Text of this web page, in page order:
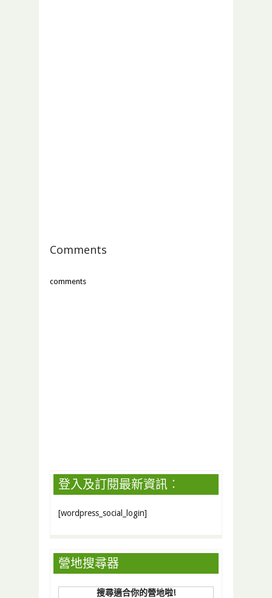
Comments
comments
登入及訂閱最新資訊︰
[wordpress_social_login]
營地搜尋器
搜尋適合你的營地啦!